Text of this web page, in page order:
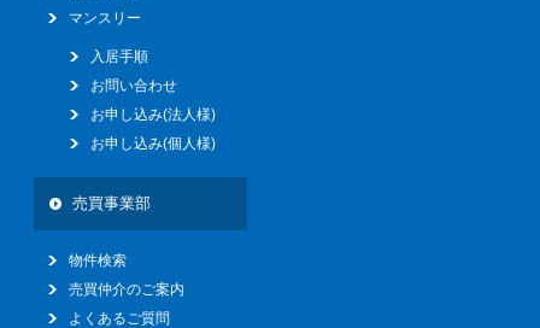
マンスリー
入居手順
お問い合わせ
お申し込み(法人様)
お申し込み(個人様)
売買事業部
物件検索
売買仲介のご案内
よくあるご質問